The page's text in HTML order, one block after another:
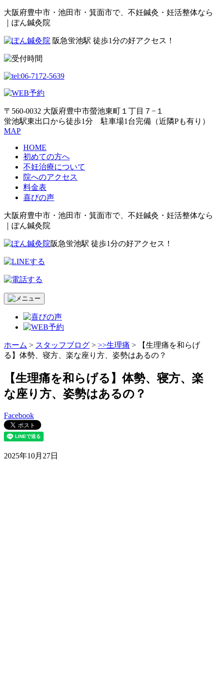
大阪府豊中市・池田市・箕面市で、不妊鍼灸・妊活整体なら
｜ぽん鍼灸院
阪急蛍池駅 徒歩1分の好アクセス！
〒560-0032 大阪府豊中市螢池東町１丁目７−１
蛍池駅東出口から徒歩1分 駐車場1台完備（近隣Pも有り）
MAP
HOME
初めての方へ
不妊治療について
院へのアクセス
料金表
喜びの声
大阪府豊中市・池田市・箕面市で、不妊鍼灸・妊活整体なら
｜ぽん鍼灸院
阪急蛍池駅 徒歩1分の好アクセス！
ホーム > スタッフブログ > >>生理痛 >
【生理痛を和らげ
る】体勢、寝方、楽な座り方、姿勢はあるの？
【生理痛を和らげる】体勢、寝方、楽
な座り方、姿勢はあるの？
Facebook
2025年10月27日